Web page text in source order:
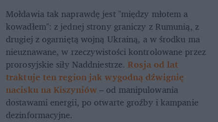
Mołdawia tak naprawdę jest "między młotem a
kowadłem": z jednej strony graniczy z Rumunią, z
drugiej z ogarniętą wojną Ukrainą, a w środku ma
nieuznawane, w rzeczywistości kontrolowane przez
prorosyjskie siły Naddniestrze. Rosja od lat
traktuje ten region jak wygodną dźwignię
nacisku na Kiszyniów – od manipulowania
dostawami energii, po otwarte groźby i kampanie
dezinformacyjne.